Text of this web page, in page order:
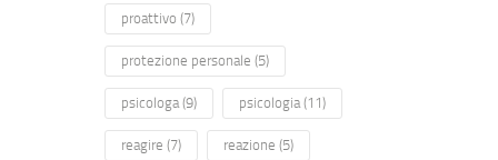
proattivo (7)
protezione personale (5)
psicologa(9) psicologia(11)
reagire (7) reazione (5)